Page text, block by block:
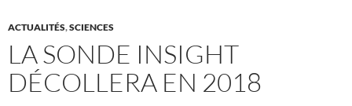
ACTUALITÉS,SCIENCES
LA SONDE INSIGHT
DÉCOLLERA EN 2018